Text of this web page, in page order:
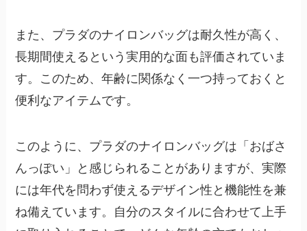
また、プラダのナイロンバッグは耐久性が高く、
長期間使えるという実用的な面も評価されていま
す。このため、年齢に関係なく一つ持っておくと
便利なアイテムです。
このように、プラダのナイロンバッグは「おばさ
んっぽい」と感じられることがありますが、実際
には年代を問わず使えるデザイン性と機能性を兼
ね備えています。自分のスタイルに合わせて上手